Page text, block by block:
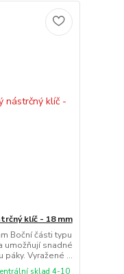
klíč - 18 mm
Boční části typu
umožňují snadné
Vyražené ...
sklad 4-10